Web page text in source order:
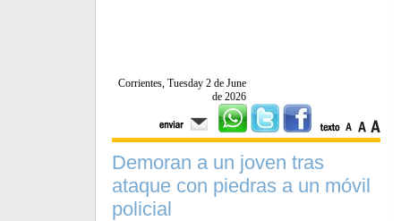
Corrientes, Tuesday 2 de June
de 2026
Demoran a un joven tras
ataque con piedras a un móvil
policial